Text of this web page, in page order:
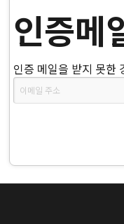
인증메
인증 메일을 받지 못한